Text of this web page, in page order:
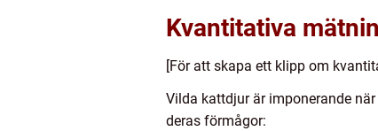
Kvantitativa
[För att skapa ett klipp om
Vilda kattdjur är imponerande
deras förmågor: